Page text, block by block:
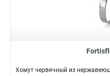
Хомут червячный из